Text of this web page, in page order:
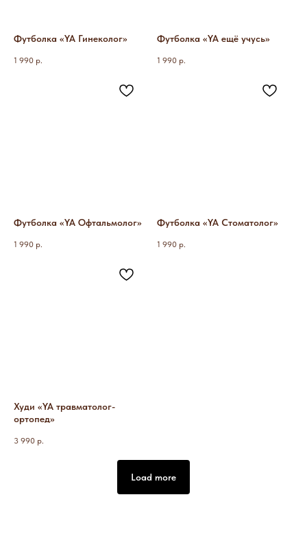
Футболка «YA Гинеколог»
1 990 р.
Футболка «YA ещё учусь»
1 990 р.
Футболка «YA Офтальмолог»
1 990 р.
Футболка «YA Стоматолог»
1 990 р.
Худи «YA травматолог-
ортопед»
3 990 р.
Load more